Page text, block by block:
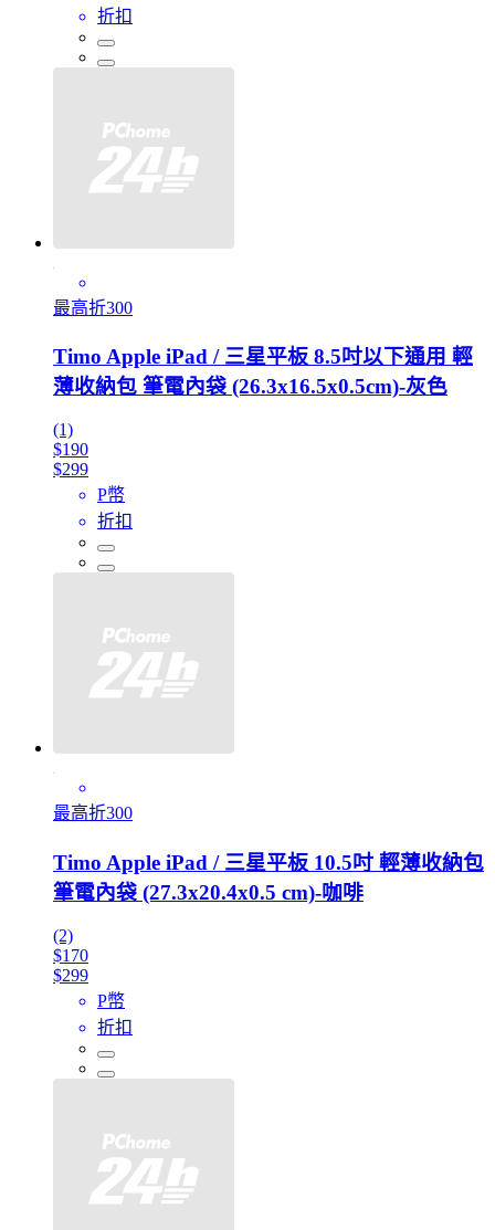
折扣
最高折300
Timo Apple iPad / 三星平板 8.5吋以下通用 輕
薄收納包 筆電內袋 (26.3x16.5x0.5cm)-灰色
(1)
$190
$299
P幣
折扣
最高折300
Timo Apple iPad / 三星平板 10.5吋 輕薄收納包
筆電內袋 (27.3x20.4x0.5 cm)-咖啡
(2)
$170
$299
P幣
折扣